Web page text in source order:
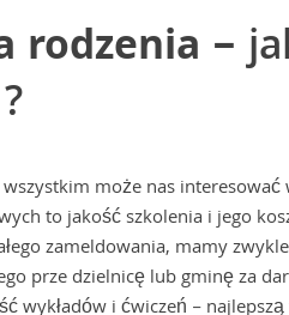
rodzenia –
wszystkim może nas
to jakość szkolenia i jego
zameldowania, mamy
prze dzielnicę lub gminę za